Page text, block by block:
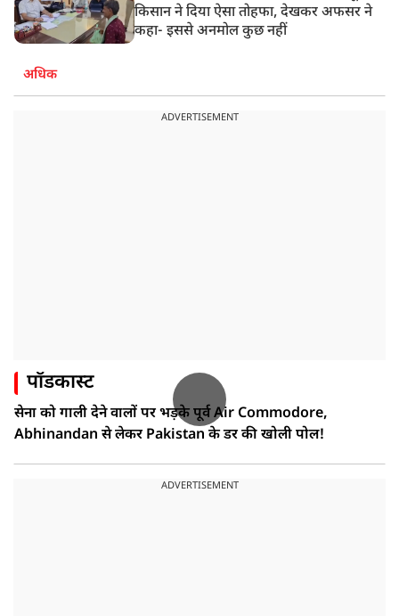
किसान ने दिया ऐसा तोहफा, देखकर अफसर ने
कहा- इससे अनमोल कुछ नहीं
अधिक
ADVERTISEMENT
पॉडकास्ट
सेना को गाली देने वालों पर भड़के पूर्व Air Commodore,
Abhinandan से लेकर Pakistan के डर की खोली पोल!
ADVERTISEMENT